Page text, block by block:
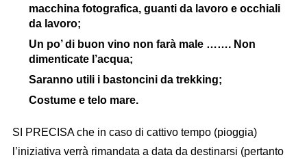
macchina fotografica, guanti da lavoro e occhiali
da lavoro;
Un po’ di buon vino non farà male ……. Non
dimenticate l’acqua;
Saranno utili i bastoncini da trekking;
Costume e telo mare.
SI PRECISA che in caso di cattivo tempo (pioggia)
l’iniziativa verrà rimandata a data da destinarsi (pertanto